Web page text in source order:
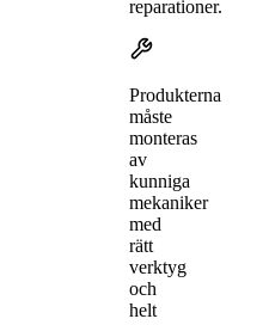
reparationer.
Produkterna
måste
monteras
av
kunniga
mekaniker
med
rätt
verktyg
och
helt